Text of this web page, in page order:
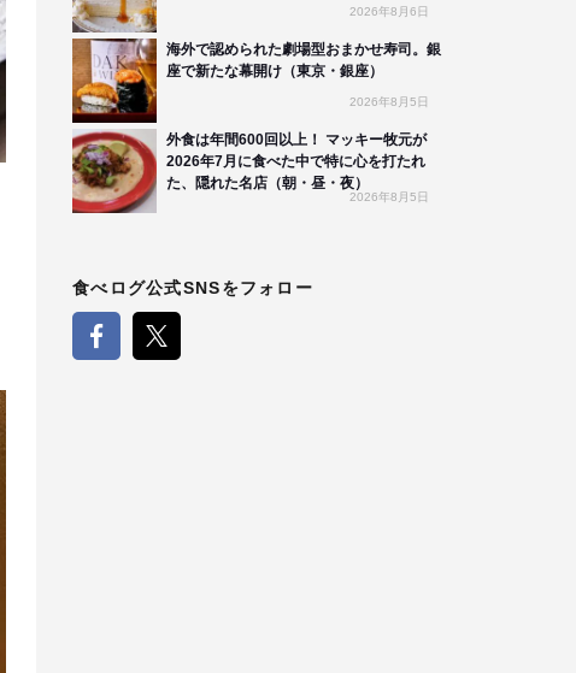
2026年8月6日
海外で認められた劇場型おまかせ寿司。銀
座で新たな幕開け（東京・銀座）
2026年8月5日
外食は年間600回以上！ マッキー牧元が
2026年7月に食べた中で特に心を打たれ
た、隠れた名店（朝・昼・夜）
2026年8月5日
食べログ公式SNSをフォロー